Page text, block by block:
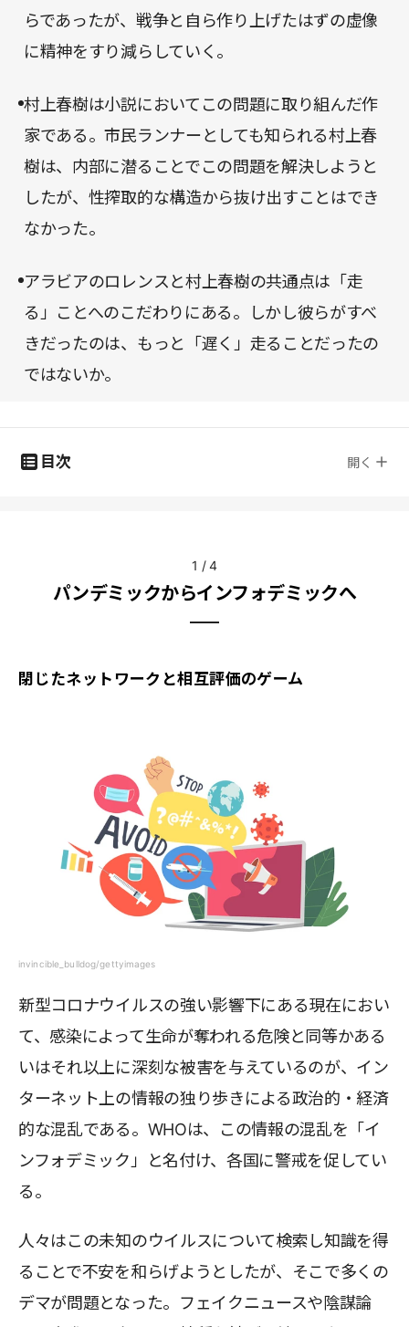
らであったが、戦争と自ら作り上げたはずの虚像
に精神をすり減らしていく。
村上春樹は小説においてこの問題に取り組んだ作
家である。市民ランナーとしても知られる村上春
樹は、内部に潜ることでこの問題を解決しようと
したが、性搾取的な構造から抜け出すことはでき
なかった。
アラビアのロレンスと村上春樹の共通点は「走
る」ことへのこだわりにある。しかし彼らがすべ
きだったのは、もっと「遅く」走ることだったの
ではないか。
目次 開く
1 /4
パンデミックからインフォデミックへ
閉じたネットワークと相互評価のゲーム
invincible_bulldog/gettyimages
新型コロナウイルスの強い影響下にある現在におい
て、感染によって生命が奪われる危険と同等かある
いはそれ以上に深刻な被害を与えているのが、イン
ターネット上の情報の独り歩きによる政治的・経済
的な混乱である。WHOは、この情報の混乱を「イ
ンフォデミック」と名付け、各国に警戒を促してい
る。
人々はこの未知のウイルスについて検索し知識を得
ることで不安を和らげようとしたが、そこで多くの
デマが問題となった。フェイクニュースや陰謀論